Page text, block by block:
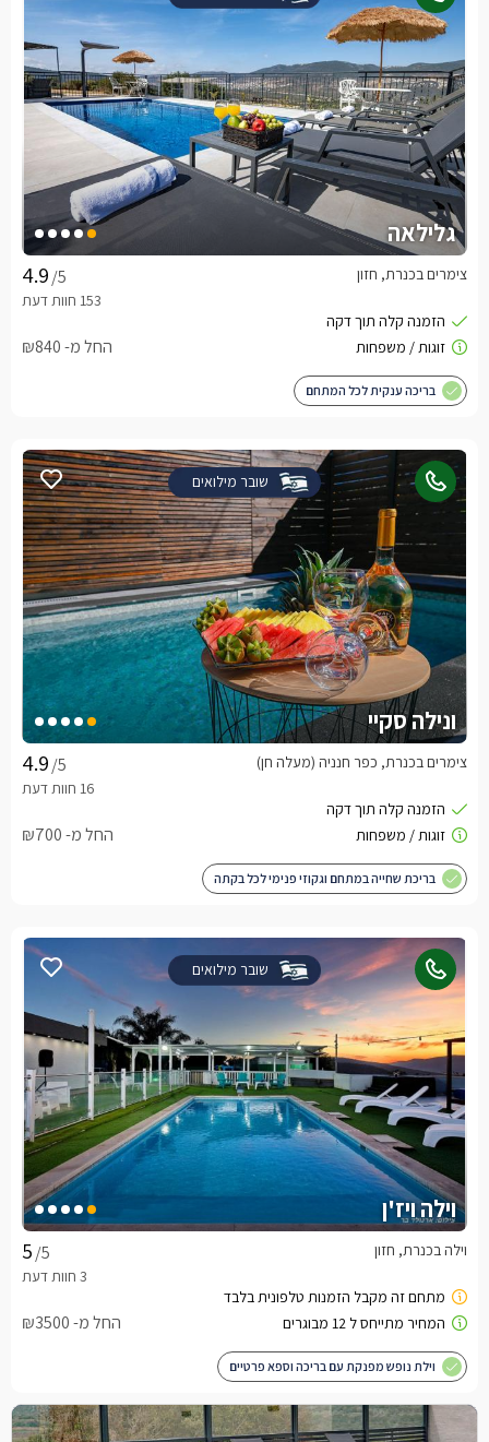
גלילאה
/5 צימרים בכנרת, חזון
החל מ- ₪840
בריכה ענקית לכל המתחם
שובר מילואים
ונילה סקיי
/5 צימרים בכנרת, כפר חנניה (מעלה חן)
החל מ- ₪700
בריכת שחייה במתחם וגקוזי פנימי לכל בקתה
שובר מילואים
וילה ויז'ן
/5 וילה בכנרת, חזון
החל מ- ₪3500
וילת נופש מפנקת עם בריכה וספא פרטיים